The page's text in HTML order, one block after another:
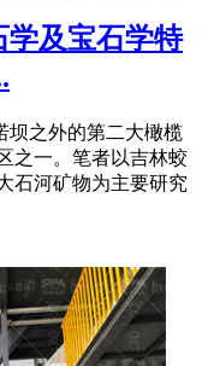
学及宝石学特
坝之外的第二大橄榄
之一。笔者以吉林蛟
石河矿物为主要研究